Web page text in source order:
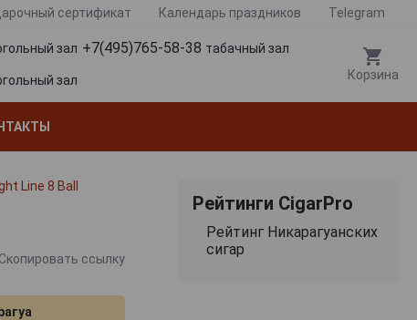
сертификат Календарь праздников Telegram
зал +7(495)765-58-38 табачный зал
зал Корзина
Line 8 Ball
Скопировать ссылку
Рейтинги CigarPro
Рейтинг Никарагуанских
сигар